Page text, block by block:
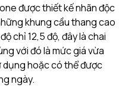
được thiết kế nhãn độc
khung cầu thang cao
chỉ 12,5 độ, đây là chai
với đó là mức giá vừa
dụng hoặc có thể được
ngày.